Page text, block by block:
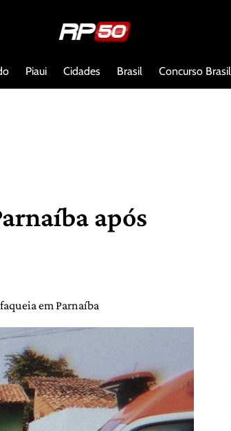
Piaui Cidades Brasil Concurso Brasil
após
em Parnaíba